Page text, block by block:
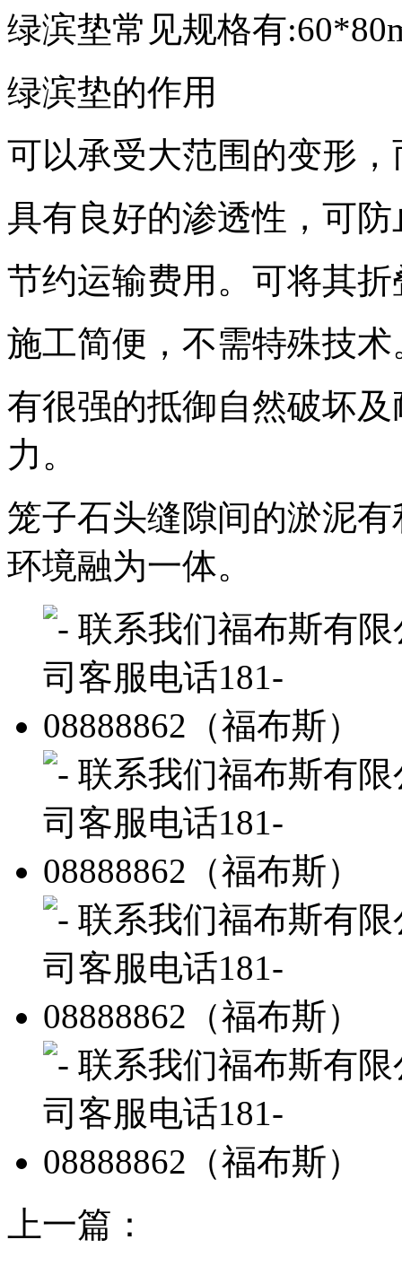
绿滨垫常见规格有
绿滨垫的作用
可以承受大范围的变形
具有良好的渗透性，可
节约运输费用。可将其
施工简便，不需特殊技术
有很强的抵御自然破坏
力。
笼子石头缝隙间的淤泥
环境融为一体。
上一篇：